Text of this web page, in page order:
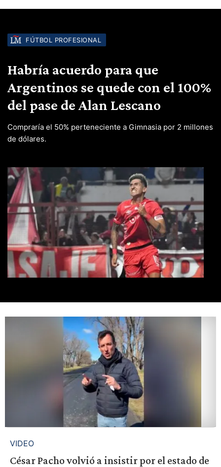
FÚTBOL PROFESIONAL
Habría acuerdo para que
Argentinos se quede con el 100%
del pase de Alan Lescano
Compraría el 50% perteneciente a Gimnasia por 2 millones
de dólares.
VIDEO
César Pacho volvió a insistir por el estado de